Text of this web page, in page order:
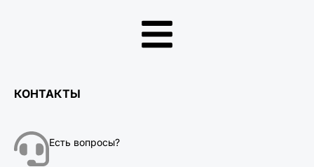
КОНТАКТЫ
Есть вопросы?